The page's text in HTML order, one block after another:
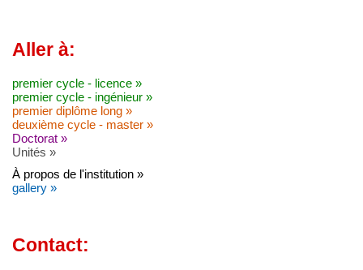
Aller à:
premier cycle - licence »
premier cycle - ingénieur »
premier diplôme long »
deuxième cycle - master »
Doctorat »
Unités »
À propos de l'institution »
gallery »
Contact: